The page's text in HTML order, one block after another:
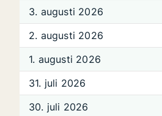
3. augusti 2026
2. augusti 2026
1. augusti 2026
31. juli 2026
30. juli 2026